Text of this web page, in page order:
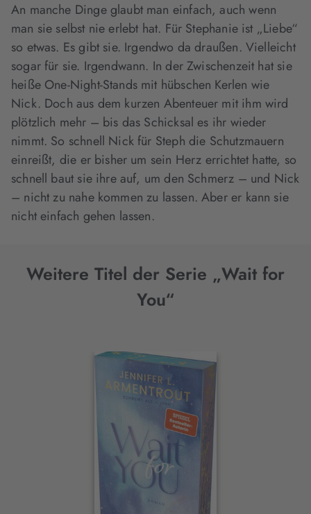
An manche Dinge glaubt man einfach, auch wenn
man sie selbst nie erlebt hat. Für Stephanie ist „Liebe“
so etwas. Es gibt sie. Irgendwo da draußen. Vielleicht
sogar für sie. Irgendwann. In der Zwischenzeit hat sie
heiße One-Night-Stands mit hübschen Kerlen wie
Nick. Doch aus dem kurzen Abenteuer mit ihm wird
plötzlich mehr – bis das Schicksal es ihr wieder
nimmt. So schnell Nick für Steph die Schutzmauern
einreißt, die er bisher um sein Herz errichtet hatte, so
schnell baut sie ihre auf, um den Schmerz – und Nick
– nicht zu nahe kommen zu lassen. Aber er kann sie
nicht einfach gehen lassen.
Weitere Titel der Serie „Wait for
You“
Interaktives